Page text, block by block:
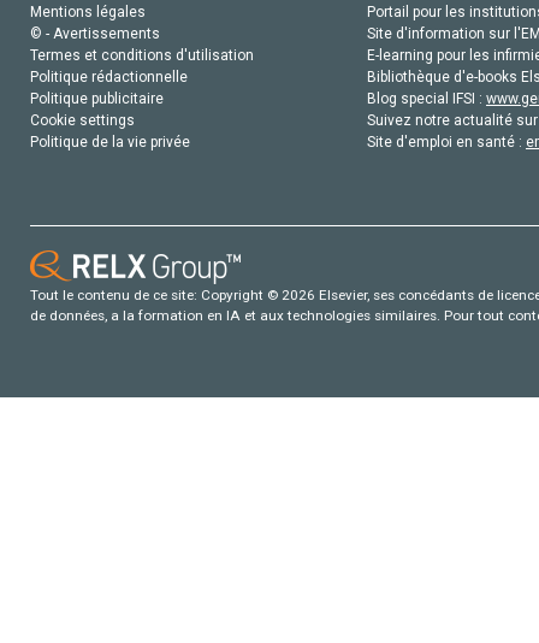
Mentions légales
© - Avertissements
Termes et conditions d'utilisation
Politique rédactionnelle
Politique publicitaire
Cookie settings
Politique de la vie privée
Portail pour les
Site d'information sur
E-learning pour les
Bibliothèque d'e-books
Blog special IFSI :
Suivez notre actualité
Site d'emploi en santé :
Tout le contenu de ce site: Copyright © 2026 Elsevier, ses concédants de
de données, a la formation en IA et aux technologies similaires. Pour tout